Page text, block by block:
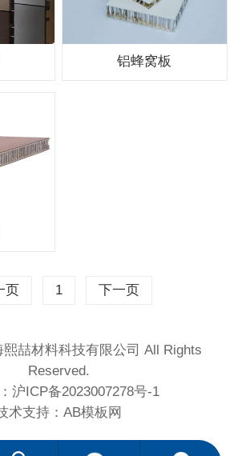
铝蜂窝板
页 1 下一页
熙喆材料科技有限公司 All Rights
Reserved.
沪ICP备2023007278号-1
术支持： AB模板网